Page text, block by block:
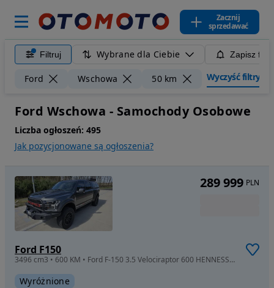
Zacznij
sprzedawać
Filtruj Wybrane dla Ciebie Zapisz
Ford Wschowa 50 km Wyczyść filtry
Ford Wschowa - Samochody Osobowe
Liczba ogłoszeń: 495
Jak pozycjonowane są ogłoszenia?
Ford F150
3496 cm3 • 600 KM • Ford F-150 3.5 Velociraptor 600 HENNESSEY
Wyróżnione
289 999 PLN